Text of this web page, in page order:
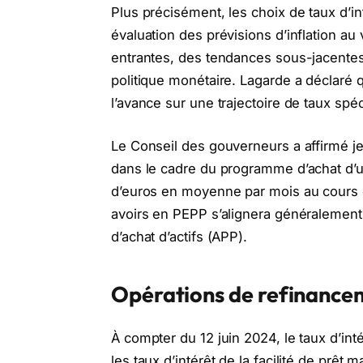
Plus précisément, les choix de taux
évaluation des prévisions d’inflation
entrantes, des tendances sous-
politique monétaire. Lagarde a déclaré
l’avance sur une trajectoire de taux
Le Conseil des gouverneurs a affirmé
dans le cadre du programme d’achat
d’euros en moyenne par mois au
avoirs en PEPP s’alignera
d’achat d’actifs (APP).
Opérations de
À compter du 12 juin 2024, le taux